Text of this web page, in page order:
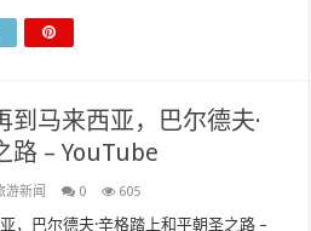
马来西亚，巴尔德夫·
路 – YouTube
游新闻 0 605
，巴尔德夫·辛格踏上和平朝圣之路 –